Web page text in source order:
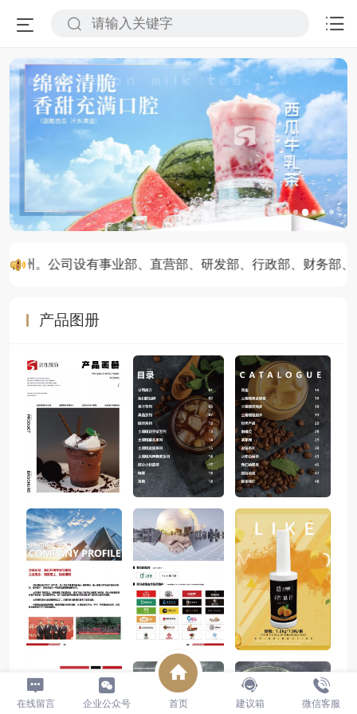
州。公司设有事业部、直营部、研发部、行政部、财务部
产品图册
在线留言 企业公众号 首页 建议箱 微信客服